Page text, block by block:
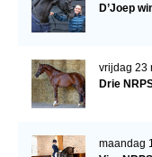
D’Joep
vrijdag 23
Drie
maandag